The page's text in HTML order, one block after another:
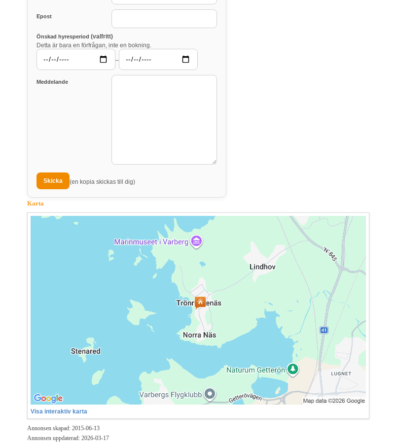
Epost
Önskad hyresperiod (valfritt)
Detta är bara en förfrågan, inte en bokning.
–
Meddelande
(en kopia skickas till dig)
Karta
Visa interaktiv karta
Annonsen skapad: 2015-06-13
Annonsen uppdaterad: 2026-03-17